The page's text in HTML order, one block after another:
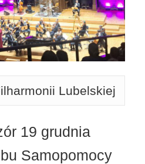
Lubelskiej
19 grudnia
Samopomocy